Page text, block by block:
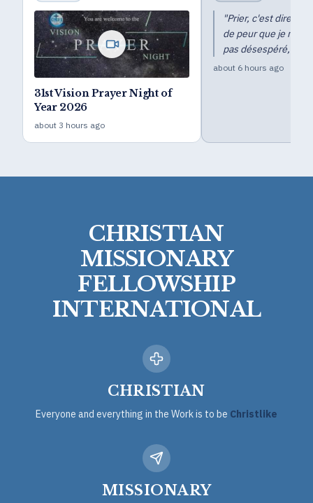
31st Vision Prayer Night of
Year 2026
about 3 hours ago
"Prier, c'est dire : «
de peur que je ne
pas désespéré, tu
about 6 hours ago
CHRISTIAN
MISSIONARY
FELLOWSHIP
INTERNATIONAL
CHRISTIAN
Everyone and everything in the Work is to be Christlike
MISSIONARY